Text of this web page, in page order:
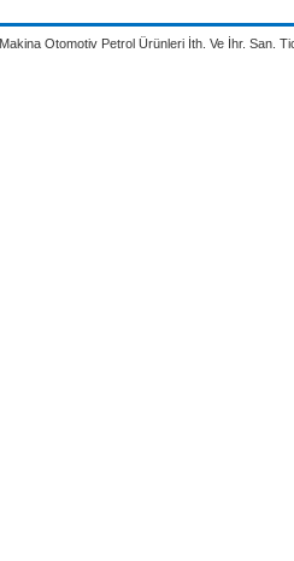
Otomotiv Petrol Ürünleri İth. Ve İhr. San.